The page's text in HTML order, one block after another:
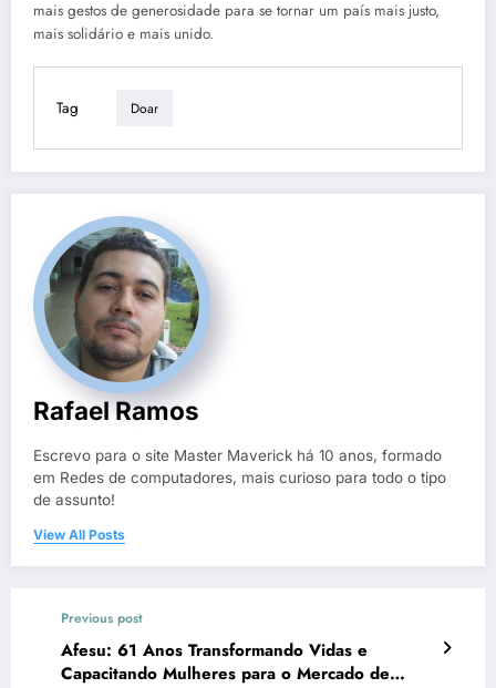
mais gestos de generosidade para se tornar um país mais justo,
mais solidário e mais unido.
Tag Doar
Rafael Ramos
Escrevo para o site Master Maverick há 10 anos, formado
em Redes de computadores, mais curioso para todo o tipo
de assunto!
View All Posts
Previous post
Afesu: 61 Anos Transformando Vidas e
Capacitando Mulheres para o Mercado de